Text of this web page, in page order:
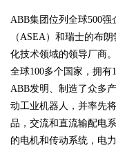
ABB集团位列全球500强
（ASEA）和瑞士的布
化技术领域的领导厂商
全球100多个国家，拥有
ABB发明、制造了众多
动工业机器人，并率先
品，交流和直流输配电
的电机和传动系统，电